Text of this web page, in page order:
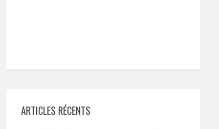
ARTICLES RÉCENTS